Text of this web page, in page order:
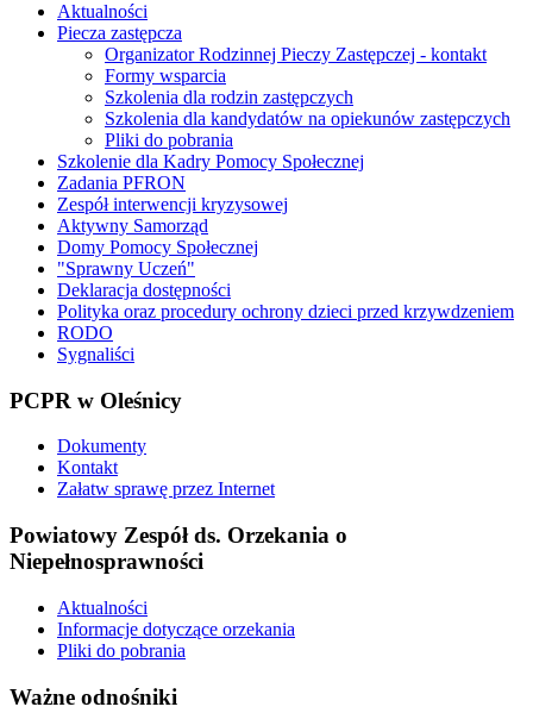
Aktualności
Piecza zastępcza
Organizator Rodzinnej Pieczy Zastępczej - kontakt
Formy wsparcia
Szkolenia dla rodzin zastępczych
Szkolenia dla kandydatów na opiekunów zastępczych
Pliki do pobrania
Szkolenie dla Kadry Pomocy Społecznej
Zadania PFRON
Zespół interwencji kryzysowej
Aktywny Samorząd
Domy Pomocy Społecznej
"Sprawny Uczeń"
Deklaracja dostępności
Polityka oraz procedury ochrony dzieci przed krzywdzeniem
RODO
Sygnaliści
PCPR w Oleśnicy
Dokumenty
Kontakt
Załatw sprawę przez Internet
Powiatowy Zespół ds. Orzekania o
Niepełnosprawności
Aktualności
Informacje dotyczące orzekania
Pliki do pobrania
Ważne odnośniki